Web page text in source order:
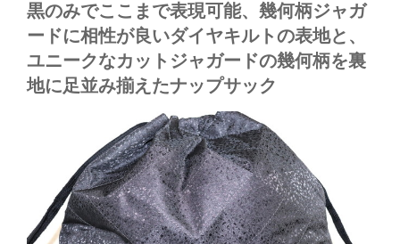
黒のみでここまで表現可能、幾何柄ジャガ
ードに相性が良いダイヤキルトの表地と、
ユニークなカットジャガードの幾何柄を裏
地に足並み揃えたナップサック